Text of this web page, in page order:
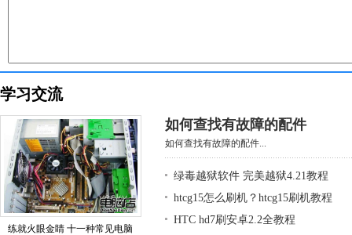
学习交流
练就火眼金睛 十一种常见电脑
如何查找有故障的配件
如何查找有故障的配件...
绿毒越狱软件 完美越狱4.21教程
htcg15怎么刷机？htcg15刷机教程
HTC hd7刷安卓2.2全教程